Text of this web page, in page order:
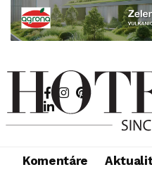
Komentáre